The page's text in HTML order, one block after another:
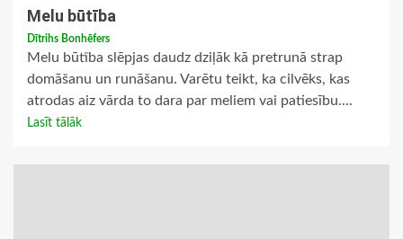
Melu būtība
Dītrihs Bonhēfers
Melu būtība slēpjas daudz dziļāk kā pretrunā strap
domāšanu un runāšanu. Varētu teikt, ka cilvēks, kas
atrodas aiz vārda to dara par meliem vai patiesību....
Lasīt tālāk